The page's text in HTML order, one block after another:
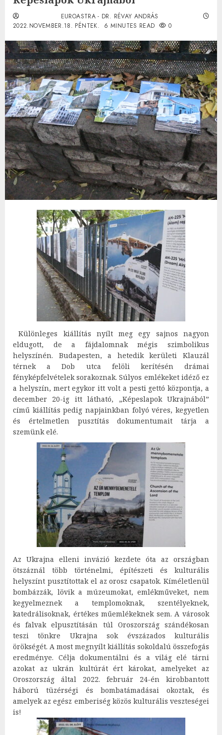
EUROASTRA - DR. RÉVAY ANDRÁS
2022.NOVEMBER.18. PÉNTEK.
6 MINUTES READ 0
Különleges kiállítás nyílt meg egy sajnos nagyon
eldugott, de a fájdalomnak mégis szimbolikus
helyszínén. Budapesten, a hetedik kerületi Klauzál
térnek a Dob utca felöli kerítésén drámai
fényképfelvételek sorakoznak. Súlyos emlékeket idéző ez
a helyszín, mert egykor itt volt a pesti gettó központja, a
december 20-ig itt látható, „Képeslapok Ukrajnából”
című kiállítás pedig napjainkban folyó véres, kegyetlen
és értelmetlen pusztítás dokumentumait tárja a
szemünk elé.
Az Ukrajna elleni invázió kezdete óta az országban
ötszáznál több történelmi, építészeti és kulturális
helyszínt pusztítottak el az orosz csapatok. Kíméletlenül
bombázzák, lövik a múzeumokat, emlékműveket, nem
kegyelmeznek a templomoknak, szentélyeknek,
katedrálisoknak, értékes műemlékeknek sem. A városok
és falvak elpusztításán túl Oroszország szándékosan
teszi tönkre Ukrajna sok évszázados kulturális
örökségét. A most megnyílt kiállítás sokoldalú összefogás
eredménye. Célja dokumentálni és a világ elé tárni
azokat az ukrán kultúrát ért károkat, amelyeket az
Oroszország által 2022. február 24-én kirobbantott
háború tüzérségi és bombatámadásai okoztak, és
amelyek az egész emberiség közös kulturális veszteségei
is!